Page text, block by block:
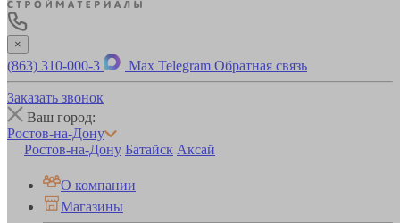
×
(863) 310-000-3 Max Telegram Обратная связь
Заказать звонок
Ваш город:
Ростов-на-Дону
Ростов-на-Дону Батайск Аксай
О компании
Магазины